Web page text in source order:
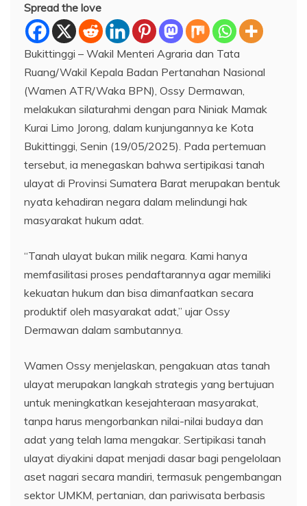
Spread the love
Bukittinggi – Wakil Menteri Agraria dan Tata
Ruang/Wakil Kepala Badan Pertanahan Nasional
(Wamen ATR/Waka BPN), Ossy Dermawan,
melakukan silaturahmi dengan para Niniak Mamak
Kurai Limo Jorong, dalam kunjungannya ke Kota
Bukittinggi, Senin (19/05/2025). Pada pertemuan
tersebut, ia menegaskan bahwa sertipikasi tanah
ulayat di Provinsi Sumatera Barat merupakan bentuk
nyata kehadiran negara dalam melindungi hak
masyarakat hukum adat.
“Tanah ulayat bukan milik negara. Kami hanya
memfasilitasi proses pendaftarannya agar memiliki
kekuatan hukum dan bisa dimanfaatkan secara
produktif oleh masyarakat adat,” ujar Ossy
Dermawan dalam sambutannya.
Wamen Ossy menjelaskan, pengakuan atas tanah
ulayat merupakan langkah strategis yang bertujuan
untuk meningkatkan kesejahteraan masyarakat,
tanpa harus mengorbankan nilai-nilai budaya dan
adat yang telah lama mengakar. Sertipikasi tanah
ulayat diyakini dapat menjadi dasar bagi pengelolaan
aset nagari secara mandiri, termasuk pengembangan
sektor UMKM, pertanian, dan pariwisata berbasis